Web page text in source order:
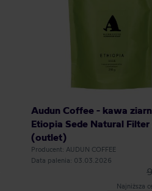
Audun Coffee - kawa
Etiopia Sede Natural
(outlet)
Producent: AUDUN COFFEE
Data palenia: 03.03.2026
Najniższa